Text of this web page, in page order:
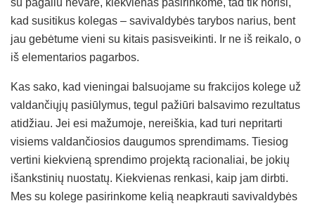
su pagaliu nevarė, kiekvienas pasirinkome, tad tik norisi,
kad susitikus kolegas – savivaldybės tarybos narius, bent
jau gebėtume vieni su kitais pasisveikinti. Ir ne iš reikalo, o
iš elementarios pagarbos.
Kas sako, kad vieningai balsuojame su frakcijos kolege už
valdančiųjų pasiūlymus, tegul pažiūri balsavimo rezultatus
atidžiau. Jei esi mažumoje, nereiškia, kad turi nepritarti
visiems valdančiosios daugumos sprendimams. Tiesiog
vertini kiekvieną sprendimo projektą racionaliai, be jokių
išankstinių nuostatų. Kiekvienas renkasi, kaip jam dirbti.
Mes su kolege pasirinkome kelią neapkrauti savivaldybės